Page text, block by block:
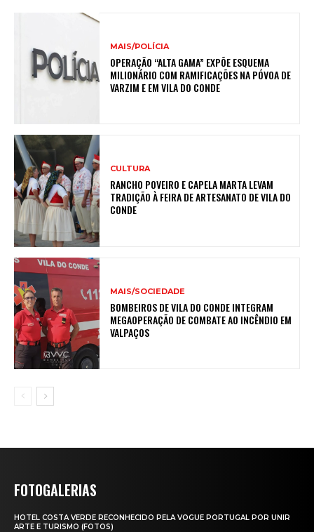
MAIS/POLÍCIA
OPERAÇÃO “ALTA GAMA” EXPÕE ESQUEMA
MILIONÁRIO COM RAMIFICAÇÕES NA PÓVOA DE
VARZIM E EM VILA DO CONDE
CULTURA
RANCHO POVEIRO E CAPELA MARTA LEVAM
TRADIÇÃO À FEIRA DE ARTESANATO DE VILA DO
CONDE
MAIS/SOCIEDADE
BOMBEIROS DE VILA DO CONDE INTEGRAM
MEGAOPERAÇÃO DE COMBATE AO INCÊNDIO EM
VALPAÇOS
FOTOGALERIAS
HOTEL COSTA VERDE RECONHECIDO PELA VOGUE PORTUGAL POR UNIR
ARTE E TURISMO (FOTOS)